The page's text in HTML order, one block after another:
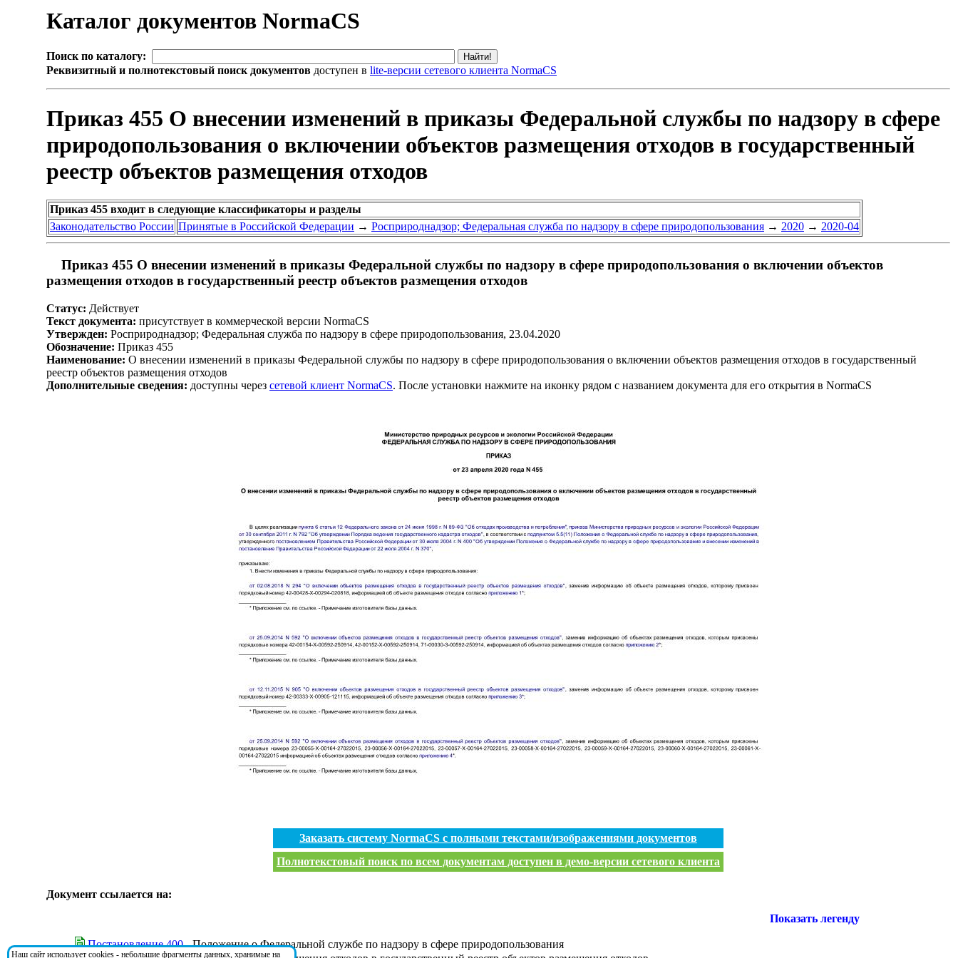
Каталог документов NormaCS
Поиск по каталогу:
Реквизитный и полнотекстовый поиск документов доступен в lite-версии сетевого клиента NormaCS
Приказ 455 О внесении изменений в приказы Федеральной службы по надзору в сфере
природопользования о включении объектов размещения отходов в государственный
реестр объектов размещения отходов
Приказ 455 входит в следующие классификаторы и разделы
Законодательство России Принятые в Российской Федерации → Росприроднадзор; Федеральная служба по надзору в сфере природопользования → 2020 → 2020-04
Приказ 455 О внесении изменений в приказы Федеральной службы по надзору в сфере природопользования о включении объектов
размещения отходов в государственный реестр объектов размещения отходов
Статус: Действует
Текст документа: присутствует в коммерческой версии NormaCS
Утвержден: Росприроднадзор; Федеральная служба по надзору в сфере природопользования, 23.04.2020
Обозначение: Приказ 455
Наименование: О внесении изменений в приказы Федеральной службы по надзору в сфере природопользования о включении объектов размещения отходов в государственный
реестр объектов размещения отходов
Дополнительные сведения: доступны через сетевой клиент NormaCS. После установки нажмите на иконку рядом с названием документа для его открытия в NormaCS
Заказать систему NormaCS с полными текстами/изображениями документов
Полнотекстовый поиск по всем документам доступен в демо-версии сетевого клиента
Документ ссылается на:
Показать легенду
Постановление 400- Положение о Федеральной службе по надзору в сфере природопользования
Наш сайт использует cookies - небольшие фрагменты данных, хранимые на